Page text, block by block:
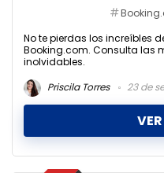
No te pierdas los increíbles
Booking.com. Consulta las
inolvidables.
Priscila Torres
23 de